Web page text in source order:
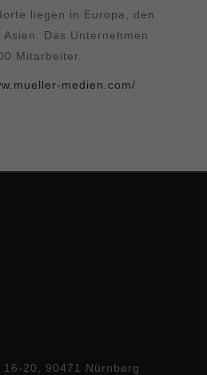
liegen in Europa, den
Das Unternehmen
Mitarbeiter.
medien.com/
20, 90471 Nürnberg